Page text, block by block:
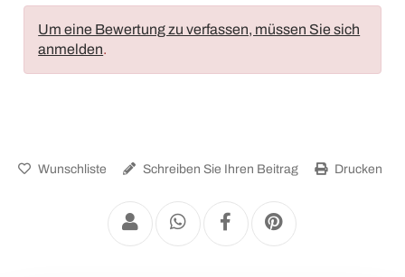
Um eine Bewertung zu verfassen, müssen Sie sich
anmelden.
Wunschliste Schreiben Sie Ihren Beitrag Drucken